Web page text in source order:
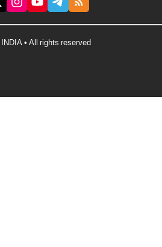
• All rights reserved